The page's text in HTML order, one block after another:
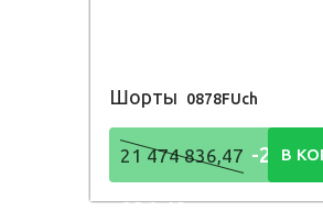
Шорты 0878FUch
21 474 836,47 -21
836,48Р
В